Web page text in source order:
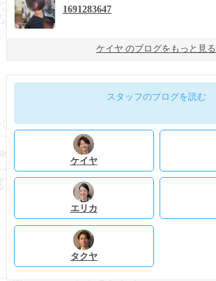
1691283647
ケイヤ のブログをもっと見る
スタッフのブログを読む
ケイヤ
エリカ
タクヤ